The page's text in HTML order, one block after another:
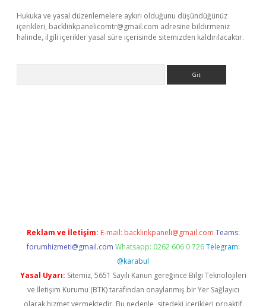
Hukuka ve yasal düzenlemelere aykırı olduğunu düşündüğünüz
içerikleri, backlinkpanelicomtr@gmail.com adresine bildirmeniz
halinde, ilgili içerikler yasal süre içerisinde sitemizden kaldırılacaktır.
Reklam ve İletişim: E-mail: backlinkpaneli@gmail.com Teams:
forumhizmeti@gmail.com Whatsapp: 0262 606 0 726 Telegram:
@karabul
Yasal Uyarı: Sitemiz, 5651 Sayılı Kanun gereğince Bilgi Teknolojileri
ve İletişim Kurumu (BTK) tarafından onaylanmış bir Yer Sağlayıcı
olarak hizmet vermektedir. Bu nedenle, sitedeki içerikleri proaktif